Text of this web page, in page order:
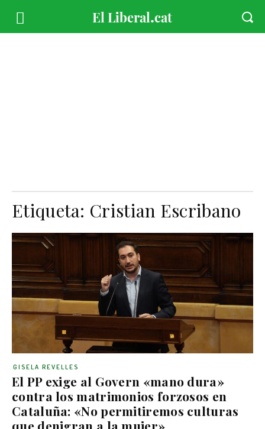
Etiqueta: Cristian Escribano
El PP exige al Govern «mano dura»
contra los matrimonios forzosos en
Cataluña: «No permitiremos culturas
que denigran a la mujer»
GISELA REVELLES